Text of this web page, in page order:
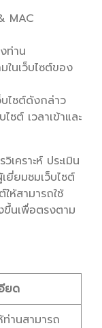
MAC
ท่าน
นเว็บไซต์ของ
ไซต์ดังกล่าว
ต์ เวลาเข้าและ
คราะห์ ประเมิน
ยี่ยมชมเว็บไซต์
ห้สามารถใช้
ขึ้นเพื่อตรงตาม
ยด
ท่านสามารถ